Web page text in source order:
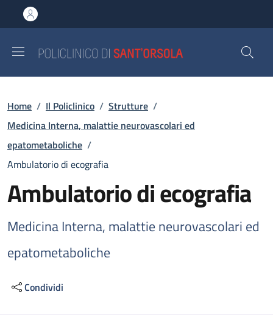
al contenuto principale
to footer content
Briciole di pane
Home / Il Policlinico / Strutture /
Medicina Interna, malattie neurovascolari ed
epatometaboliche /
Ambulatorio di ecografia
Ambulatorio di ecografia
Medicina Interna, malattie neurovascolari ed
epatometaboliche
Condividi